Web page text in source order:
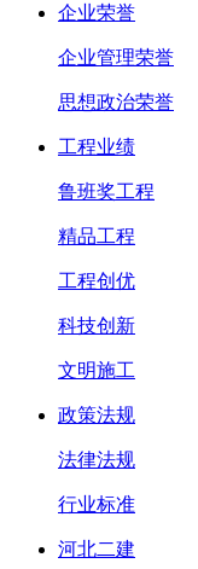
企业荣誉
企业管理荣誉
思想政治荣誉
工程业绩
鲁班奖工程
精品工程
工程创优
科技创新
文明施工
政策法规
法律法规
行业标准
河北二建